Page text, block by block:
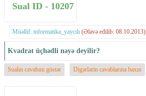
Sual ID - 10207
Müəllif: informatika_yaycılı (Əlavə edilib: 08.10.2013)
Kvadrat üçhədli nəyə deyilir?
Sualın cavabını göstər Digərlərin cavablarına baxın